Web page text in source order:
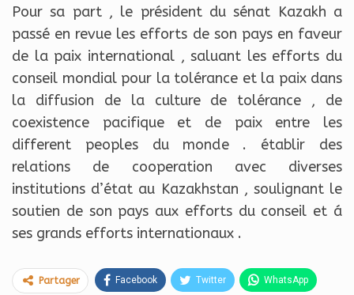
Pour sa part , le président du sénat Kazakh a
passé en revue les efforts de son pays en faveur
de la paix international , saluant les efforts du
conseil mondial pour la tolérance et la paix dans
la diffusion de la culture de tolérance , de
coexistence pacifique et de paix entre les
different peoples du monde . établir des
relations de cooperation avec diverses
institutions d’état au Kazakhstan , soulignant le
soutien de son pays aux efforts du conseil et á
ses grands efforts internationaux .
Partager Facebook Twitter WhatsApp